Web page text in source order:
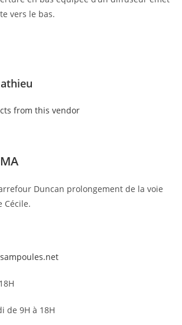
vers le bas.
from this vendor
Duncan prolongement de la voie
Cécile.
de 9H à 18H